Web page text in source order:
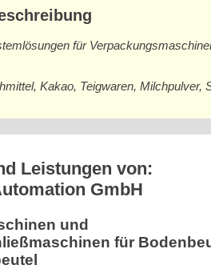
für
Kakao, Teigwaren, Milchpulver,
Leistungen von:
GmbH
und
für